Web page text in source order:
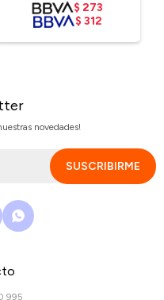
$ 273
$ 312
995
novedades!
SUSCRIBIRME
